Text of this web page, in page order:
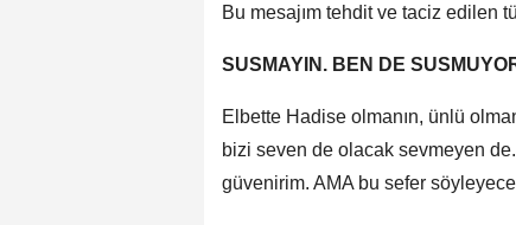
Bu mesajım tehdit ve taciz edilen
SUSMAYIN. BEN DE
Elbette Hadise olmanın, ünlü
bizi seven de olacak sevmeyen
güvenirim. AMA bu sefer